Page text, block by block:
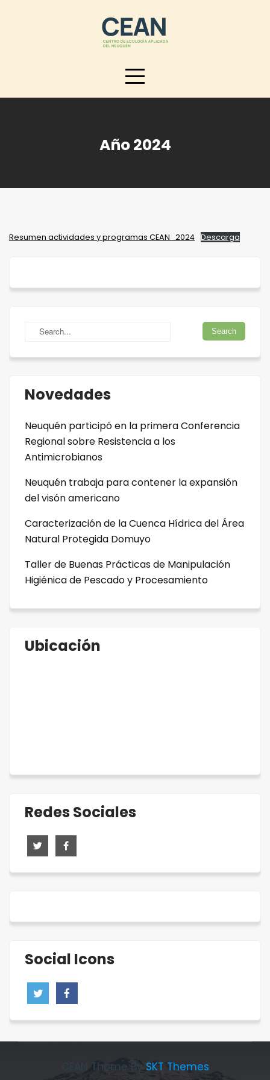
Año 2024
Resumen actividades y programas CEAN_2024 Descarga
Novedades
Neuquén participó en la primera Conferencia
Regional sobre Resistencia a los
Antimicrobianos
Neuquén trabaja para contener la expansión
del visón americano
Caracterización de la Cuenca Hídrica del Área
Natural Protegida Domuyo
Taller de Buenas Prácticas de Manipulación
Higiénica de Pescado y Procesamiento
Ubicación
Redes Sociales
Social Icons
CEAN Theme BySKT Themes